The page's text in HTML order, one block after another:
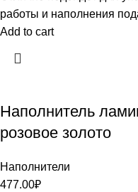
работы и наполнения
Add to cart
Наполнитель
розовое золото
Наполнители
477.00₽